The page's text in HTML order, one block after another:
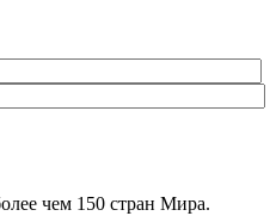
чем 150 стран Мира.